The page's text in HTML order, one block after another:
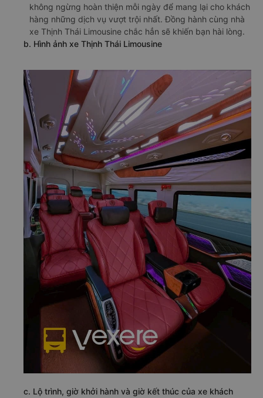
không ngừng hoàn thiện mỗi ngày để mang lại cho khách
hàng những dịch vụ vượt trội nhất. Đồng hành cùng nhà
xe Thịnh Thái Limousine chắc hẳn sẽ khiến bạn hài lòng.
b. Hình ảnh xe Thịnh Thái Limousine
c. Lộ trình, giờ khởi hành và giờ kết thúc của xe khách